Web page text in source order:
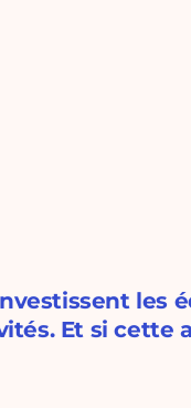
les
Et si cette